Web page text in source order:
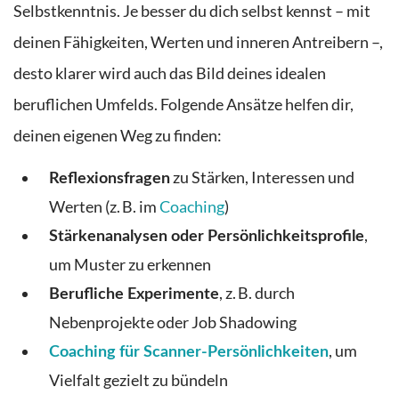
Selbstkenntnis. Je besser du dich selbst kennst – mit
deinen Fähigkeiten, Werten und inneren Antreibern –,
desto klarer wird auch das Bild deines idealen
beruflichen Umfelds. Folgende Ansätze helfen dir,
deinen eigenen Weg zu finden:
Reflexionsfragen zu Stärken, Interessen und
Werten (z. B. imCoaching)
Stärkenanalysen oder Persönlichkeitsprofile,
um Muster zu erkennen
Berufliche Experimente, z. B. durch
Nebenprojekte oder Job Shadowing
Coaching für Scanner-Persönlichkeiten, um
Vielfalt gezielt zu bündeln